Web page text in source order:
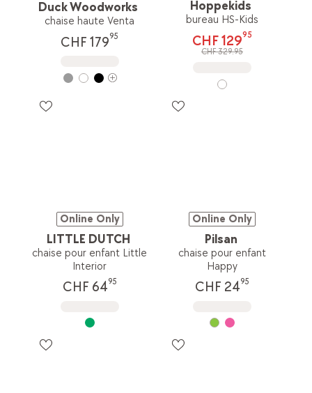
Duck Woodworks
chaise haute Venta
CHF 17995
Hoppekids
bureau HS-Kids
CHF 12995
CHF 329.95
Online Only
LITTLE DUTCH
chaise pour enfant Little
Interior
CHF 6495
Online Only
Pilsan
chaise pour enfant
Happy
CHF 2495